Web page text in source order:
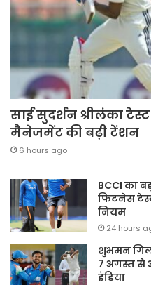
साई सुदर्शन श्रीलंका
मैनेजमेंट की बढ़ी टेंशन
6 hours ago
BCCI का
फिटनेस
नियम
24 hours
शुभमन गिल
7 अगस्त से
इंडिया